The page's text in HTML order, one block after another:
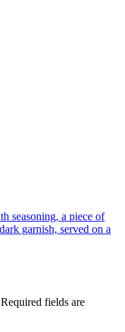
Required fields are